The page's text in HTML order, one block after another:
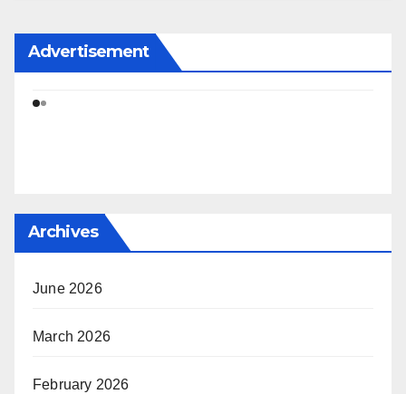
Advertisement
Archives
June 2026
March 2026
February 2026